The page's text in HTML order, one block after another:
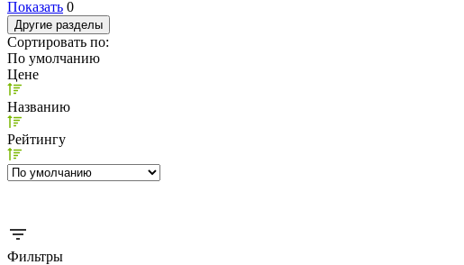
Показать 0
Другие разделы
Сортировать по:
По умолчанию
Цене
Названию
Рейтингу
Фильтры